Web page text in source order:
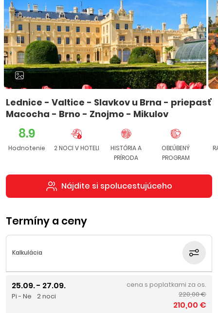
Lednice - Valtice - Slavkov u Brna - priepasť
Macocha - Brno - Znojmo - Mikulov
8.9
Hodnotenie 2 NOCI V HOTELI
HISTÓRIA A
PRÍRODA
OBĽÚBENÝ
PROGRAM
Nájdite si spolucestujúceho
Termíny a ceny
Kalkulácia
25.09. - 27.09.
Pi - Ne 2 noci
cena s poplatkami za os.
220,00 €
210,00 €